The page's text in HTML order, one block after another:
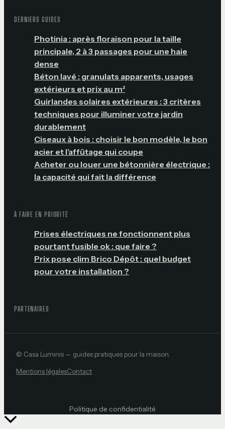
DERNIERS GUIDES
Photinia : après floraison pour la taille
principale, 2 à 3 passages pour une haie
dense
Béton lavé : granulats apparents, usages
extérieurs et prix au m²
Guirlandes solaires extérieures : 3 critères
techniques pour illuminer votre jardin
durablement
Ciseaux à bois : choisir le bon modèle, le bon
acier et l’affûtage qui coupe
Acheter ou louer une bétonnière électrique :
la capacité qui fait la différence
À FAIRE EN PRIORITÉ
Prises électriques ne fonctionnent plus
pourtant fusible ok : que faire ?
Prix pose clim Brico Dépôt : quel budget
pour votre installation ?
PARTENAIRES
© Casa Luminis — guides pratiques pour la maison.
Mentions légalesContact
Politique de confidentialité